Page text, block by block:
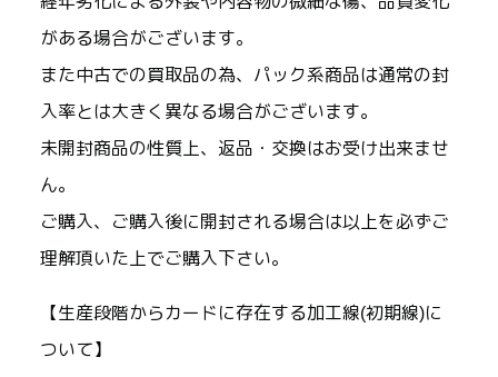
がある場合がございます。
また中古での買取品の為、パック系商品は通常の封
入率とは大きく異なる場合がございます。
未開封商品の性質上、返品・交換はお受け出来ませ
ん。
ご購入、ご購入後に開封される場合は以上を必ずご
理解頂いた上でご購入下さい。
【生産段階からカードに存在する加工線(初期線)に
ついて】